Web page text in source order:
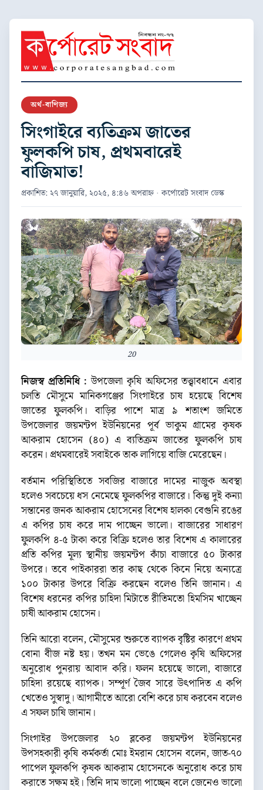
অর্থ-বাণিজ্য
সিংগাইরে ব্যতিক্রম জাতের
ফুলকপি চাষ, প্রথমবারেই
বাজিমাত!
প্রকাশিত: ২৭ জানুয়ারি, ২০২৫, ৪:৪৬ অপরাহ্ন · কর্পোরেট সংবাদ ডেস্ক
20
নিজস্ব প্রতিনিধি : উপজেলা কৃষি অফিসের তত্ত্বাবধানে এবার
চলতি মৌসুমে মানিকগঞ্জের সিংগাইরে চাষ হয়েছে বিশেষ
জাতের ফুলকপি। বাড়ির পাশে মাত্র ৯ শতাংশ জমিতে
উপজেলার জয়মন্টপ ইউনিয়নের পূর্ব ভাকুম গ্রামের কৃষক
আকরাম হোসেন (৪০) এ ব্যতিক্রম জাতের ফুলকপি চাষ
করেন। প্রথমবারেই সবাইকে তাক লাগিয়ে বাজি মেরেছেন।
বর্তমান পরিস্থিতিতে সবজির বাজারে দামের নাজুক অবস্থা
হলেও সবচেয়ে ধস নেমেছে ফুলকপির বাজারে। কিন্তু দুই কন্যা
সন্তানের জনক আকরাম হোসেনের বিশেষ হালকা বেগুনি রঙের
এ কপির চাষ করে দাম পাচ্ছেন ভালো। বাজারের সাধারণ
ফুলকপি ৪-৫ টাকা করে বিক্রি হলেও তার বিশেষ এ কালারের
প্রতি কপির মূল্য স্থানীয় জয়মন্টপ কাঁচা বাজারে ৫০ টাকার
উপরে। তবে পাইকাররা তার কাছ থেকে কিনে নিয়ে অন্যত্রে
১০০ টাকার উপরে বিক্রি করছেন বলেও তিনি জানান। এ
বিশেষ ধরনের কপির চাহিদা মিটাতে রীতিমতো হিমসিম খাচ্ছেন
চাষী আকরাম হোসেন।
তিনি আরো বলেন, মৌসুমের শুরুতে ব্যাপক বৃষ্টির কারণে প্রথম
বোনা বীজ নষ্ট হয়। তখন মন ভেঙে গেলেও কৃষি অফিসের
অনুরোধ পুনরায় আবাদ করি। ফলন হয়েছে ভালো, বাজারে
চাহিদা রয়েছে ব্যাপক। সম্পূর্ণ জৈব সারে উৎপাদিত এ কপি
খেতেও সুস্বাদু। আগামীতে আরো বেশি করে চাষ করবেন বলেও
এ সফল চাষি জানান।
সিংগাইর উপজেলার ২০ ব্লকের জয়মন্টপ ইউনিয়নের
উপসহকারী কৃষি কর্মকর্তা মোঃ ইমরান হোসেন বলেন, জাত-৭০
পাপেল ফুলকপি কৃষক আকরাম হোসেনকে অনুরোধ করে চাষ
করাতে সক্ষম হই। তিনি দাম ভালো পাচ্ছেন বলে জেনেও ভালো